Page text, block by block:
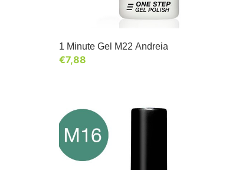
1 Minute Gel M22 Andreia
€7,88